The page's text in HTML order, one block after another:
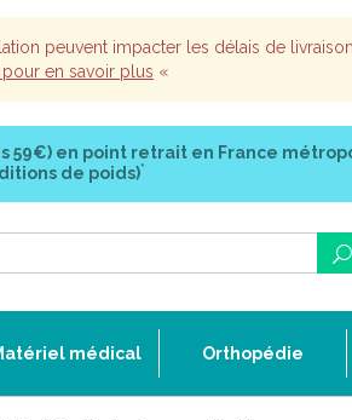
peuvent impacter les délais de livraison.
en savoir plus «
59€) en point retrait en France
de poids)*
médical Orthopédie